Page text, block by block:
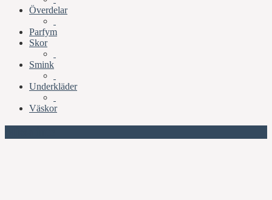
Överdelar
Parfym
Skor
Smink
Underkläder
Väskor